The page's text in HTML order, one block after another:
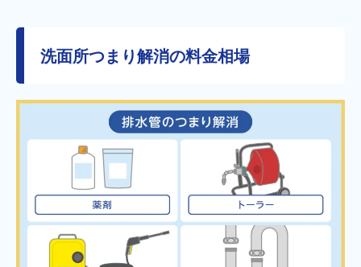
洗面所つまり解消の料金相場